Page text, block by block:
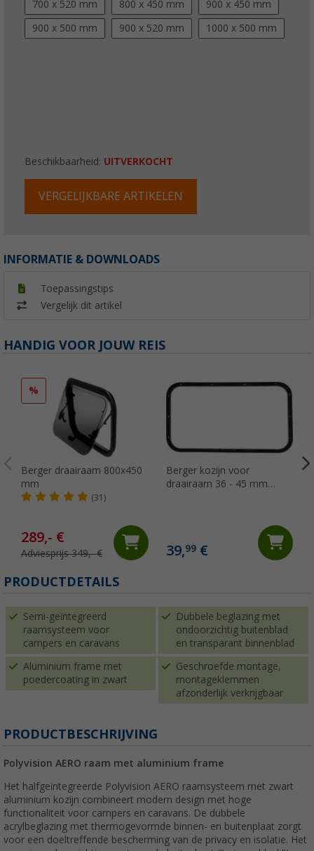
700 x 520 mm 800 x 450 mm 900 x 450 mm
900 x 500 mm 900 x 520 mm 1000 x 500 mm
Beschikbaarheid: UITVERKOCHT
VERGELIJKBARE ARTIKELEN
INFORMATIE & DOWNLOADS
Toepassingstips
Vergelijk dit artikel
HANDIG VOOR JOUW REIS
%
Berger draairaam 800x450
mm
(31)
289,- €
Adviesprijs 349,- €
Berger kozijn voor
draairaam 36 - 45 mm
39,99€
PRODUCTDETAILS
Semi-geïntegreerd
raamsysteem voor
campers en caravans
Dubbele beglazing met
ondoorzichtig buitenblad
en transparant binnenblad
Aluminium frame met
poedercoating in zwart
Geschroefde montage,
montageklemmen
afzonderlijk verkrijgbaar
PRODUCTBESCHRIJVING
Polyvision AERO raam met aluminium frame
Het halfgeïntegreerde Polyvision AERO raamsysteem met zwart
aluminium kozijn combineert modern design met hoge
functionaliteit voor campers en caravans. De dubbele
acrylbeglazing met thermogevormde binnen- en buitenplaat zorgt
voor een doeltreffende bescherming van de privacy en isolatie. Het